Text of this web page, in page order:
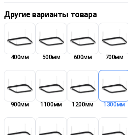
Другие варианты товара
400мм 500мм 600мм 700мм
900мм 1100мм 1200мм 1300мм